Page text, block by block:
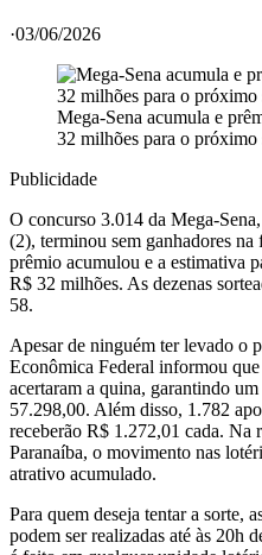
·03/06/2026
Mega-Sena acumula e
32 milhões para o próximo
Publicidade
O concurso 3.014 da Mega-
(2), terminou sem ganhadores
prêmio acumulou e a estimativa
R$ 32 milhões. As dezenas
58.
Apesar de ninguém ter levado o
Econômica Federal informou
acertaram a quina, garantindo
57.298,00. Além disso, 1.782
receberão R$ 1.272,01 cada.
Paranaíba, o movimento nas
atrativo acumulado.
Para quem deseja tentar a sorte,
podem ser realizadas até às 20h